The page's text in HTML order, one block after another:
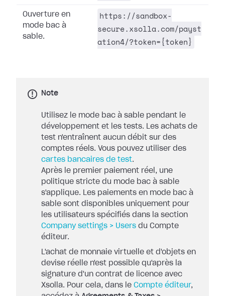
Ouverture en
mode bac à
sable.
https://sandbox-
secure.xsolla.com/payst
ation4/?token={token}
Note
Utilisez le mode bac à sable pendant le
développement et les tests. Les achats de
test n'entraînent aucun débit sur des
comptes réels. Vous pouvez utiliser des
cartes bancaires de test.
Après le premier paiement réel, une
politique stricte du mode bac à sable
s'applique. Les paiements en mode bac à
sable sont disponibles uniquement pour
les utilisateurs spécifiés dans la section
Company settings > Users du Compte
éditeur.
L'achat de monnaie virtuelle et d'objets en
devise réelle n'est possible qu'après la
signature d'un contrat de licence avec
Xsolla. Pour cela, dans le Compte éditeur,